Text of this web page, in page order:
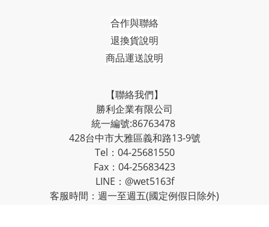
合作與聯絡
退換貨說明
商品運送說明
【聯絡我們】
勝利企業有限公司
統一編號:86763478
428台中市大雅區義和路13-9號
Tel：04-25681550
Fax：04-25683423
LINE：@wet5163f
客服時間：週一至週五(國定例假日除外)